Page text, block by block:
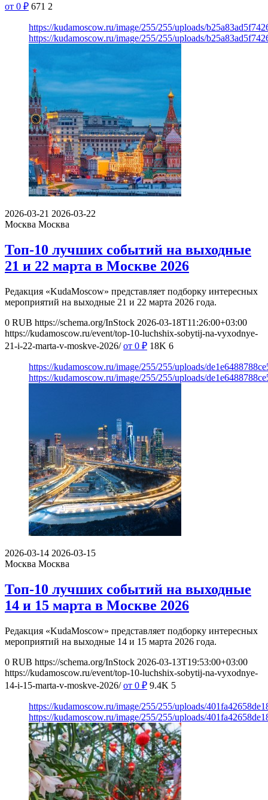
от 0 ₽ 671 2
https://kudamoscow.ru/image/255/255/uploads/
https://kudamoscow.ru/image/255/255/uploads/
2026-03-21 2026-03-22
Москва Москва
Топ-10 лучших событий на выходные
21 и 22 марта в Москве 2026
Редакция «KudaMoscow» представляет подборку интересных
мероприятий на выходные 21 и 22 марта 2026 года.
0 RUB https://schema.org/InStock 2026-03-18T11:26:00+03:00
https://kudamoscow.ru/event/top-10-luchshix-sobytij-na-vyxodnye-
21-i-22-marta-v-moskve-2026/ от 0 ₽ 18K 6
https://kudamoscow.ru/image/255/255/uploads/
https://kudamoscow.ru/image/255/255/uploads/
2026-03-14 2026-03-15
Москва Москва
Топ-10 лучших событий на выходные
14 и 15 марта в Москве 2026
Редакция «KudaMoscow» представляет подборку интересных
мероприятий на выходные 14 и 15 марта 2026 года.
0 RUB https://schema.org/InStock 2026-03-13T19:53:00+03:00
https://kudamoscow.ru/event/top-10-luchshix-sobytij-na-vyxodnye-
14-i-15-marta-v-moskve-2026/ от 0 ₽ 9.4K 5
https://kudamoscow.ru/image/255/255/uploads/
https://kudamoscow.ru/image/255/255/uploads/